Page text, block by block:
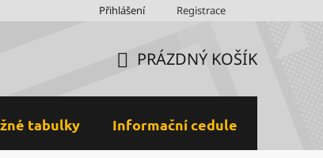
Ochrana osobních údajů a GDPR
Přihlášení Registrace
KOŠÍK
PRÁZDNÝ KOŠÍK
tabulky Informační cedule